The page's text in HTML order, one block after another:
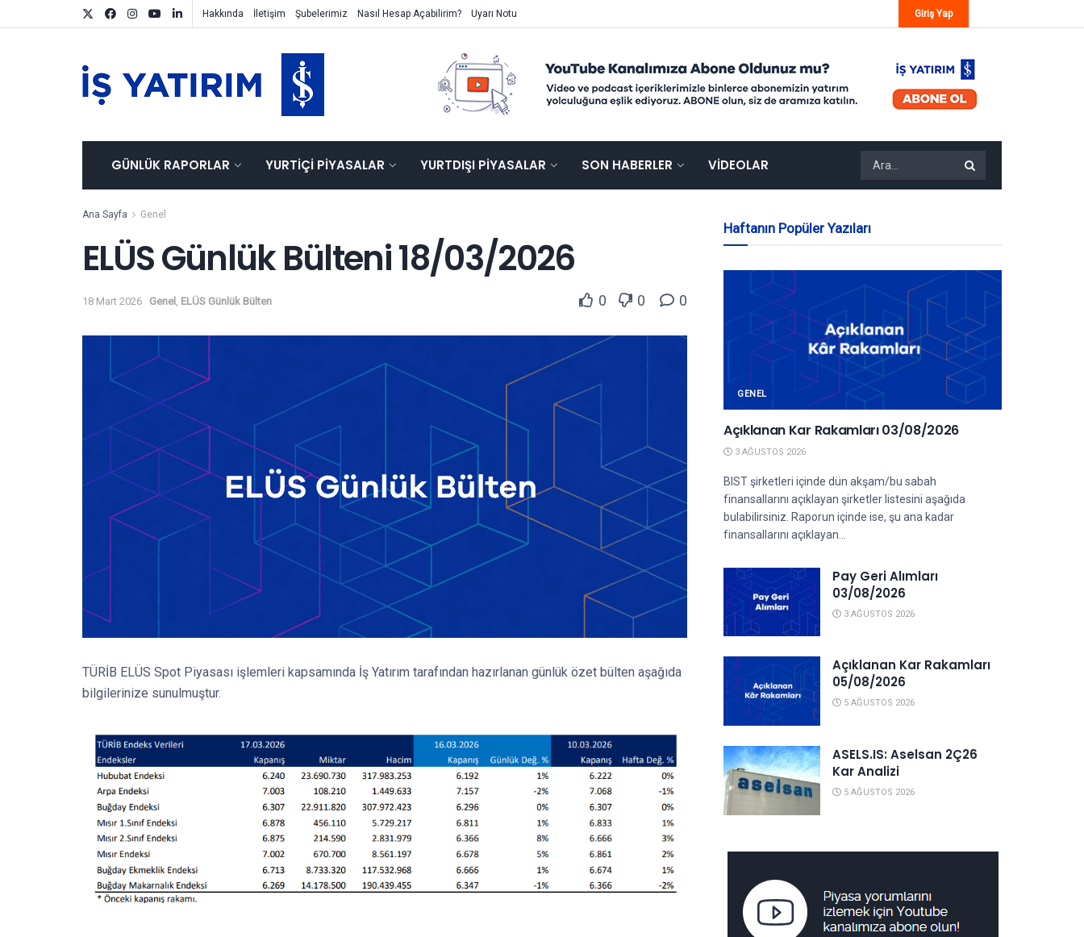
Hakkında İletişim Şubelerimiz Nasıl Hesap Açabilirim? Uyarı Notu Giriş Yap
GÜNLÜK RAPORLAR YURTIÇI PIYASALAR YURTDIŞI PIYASALAR SON HABERLER VIDEOLAR
Ana Sayfa Genel
ELÜS Günlük Bülteni 18/03/2026
18 Mart 2026 Genel ELÜS Günlük Bülten 0 0 0
TÜRİB ELÜS Spot Piyasası işlemleri kapsamında İş Yatırım tarafından hazırlanan günlük özet bülten aşağıda
bilgilerinize sunulmuştur.
Haftanın Popüler Yazıları
GENEL
Açıklanan Kar Rakamları 03/08/2026
3 AĞUSTOS 2026
BIST şirketleri içinde dün akşam/bu sabah
finansallarını açıklayan şirketler listesini aşağıda
bulabilirsiniz. Raporun içinde ise, şu ana kadar
finansallarını açıklayan...
Pay Geri Alımları
03/08/2026
3 AĞUSTOS 2026
Açıklanan Kar Rakamları
05/08/2026
5 AĞUSTOS 2026
ASELS.IS: Aselsan 2Ç26
Kar Analizi
5 AĞUSTOS 2026